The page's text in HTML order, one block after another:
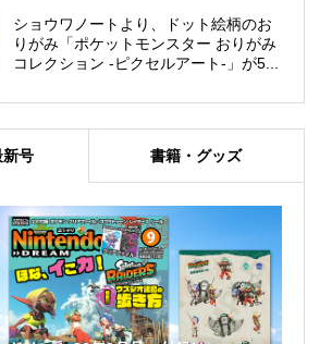
ショウワノートより、ドット絵柄のお
りがみ「ポケットモンスター おりがみ
コレクション -ピクセルアート-」が5...
新号 書籍・グッズ